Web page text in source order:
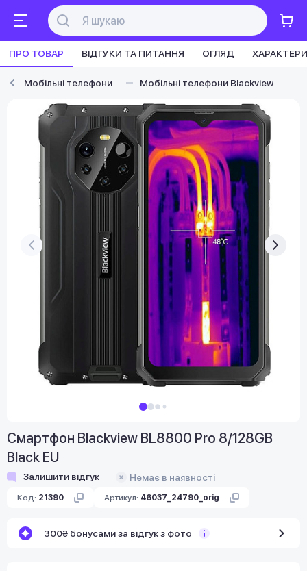
ПРО ТОВАР ВІДГУКИ ТА ПИТАННЯ ОГЛЯД
Мобільні телефони Мобільні телефони Blackview
Смартфон Blackview BL8800 Pro 8/128GB
Black EU
Залишити відгук Немає в наявності
Код: 21390 Артикул: 46037_24790_orig
300₴ бонусами за відгук з фото